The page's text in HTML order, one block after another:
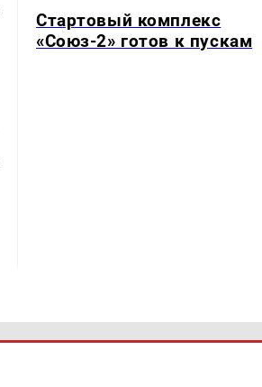
Стартовый комплекс
«Союз-2» готов к пускам